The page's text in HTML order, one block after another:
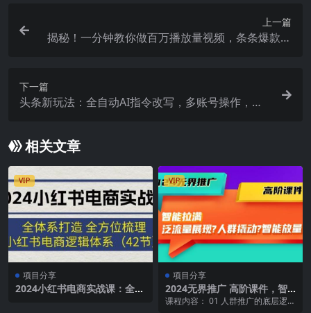
上一篇
揭秘！一分钟教你做百万播放量视频，条条爆款，
下一篇
头条新玩法：全自动AI指令改写，多账号操作，原
相关文章
VIP
项目分享
2024小红书电商实战课：全体
VIP
项目分享
2024无界推广 高阶课件，智
能拉满，泛流量展现→人群撬
课程内容： 01 人群推广的底层逻辑